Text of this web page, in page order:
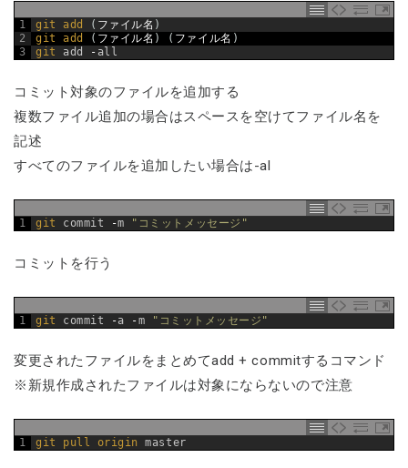
1
2
3
git add ( ファイル名 )
git add ( ファイル名 ) ( ファイル名 )
git add - all
コミット対象のファイルを追加する
複数ファイル追加の場合はスペースを空けてファイル名を
記述
すべてのファイルを追加したい場合は-al
1 git commit -m "コミットメッセージ"
コミットを行う
1 git commit -a -m "コミットメッセージ"
変更されたファイルをまとめてadd + commitするコマンド
※新規作成されたファイルは対象にならないので注意
1 git pull origin master